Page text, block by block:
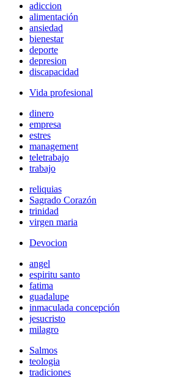
adiccion
alimentación
ansiedad
bienestar
deporte
depresion
discapacidad
Vida profesional
dinero
empresa
estres
management
teletrabajo
trabajo
reliquias
Sagrado Corazón
trinidad
virgen maria
Devocion
angel
espiritu santo
fatima
guadalupe
inmaculada concepción
jesucristo
milagro
Salmos
teologia
tradiciones